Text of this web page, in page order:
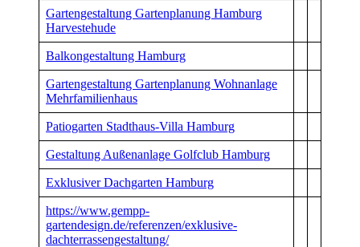
Gartengestaltung Gartenplanung Hamburg
Harvestehude
Balkongestaltung Hamburg
Gartengestaltung Gartenplanung Wohnanlage
Mehrfamilienhaus
Patiogarten Stadthaus-Villa Hamburg
Gestaltung Außenanlage Golfclub Hamburg
Exklusiver Dachgarten Hamburg
https://www.gempp-
gartendesign.de/referenzen/exklusive-
dachterrassengestaltung/